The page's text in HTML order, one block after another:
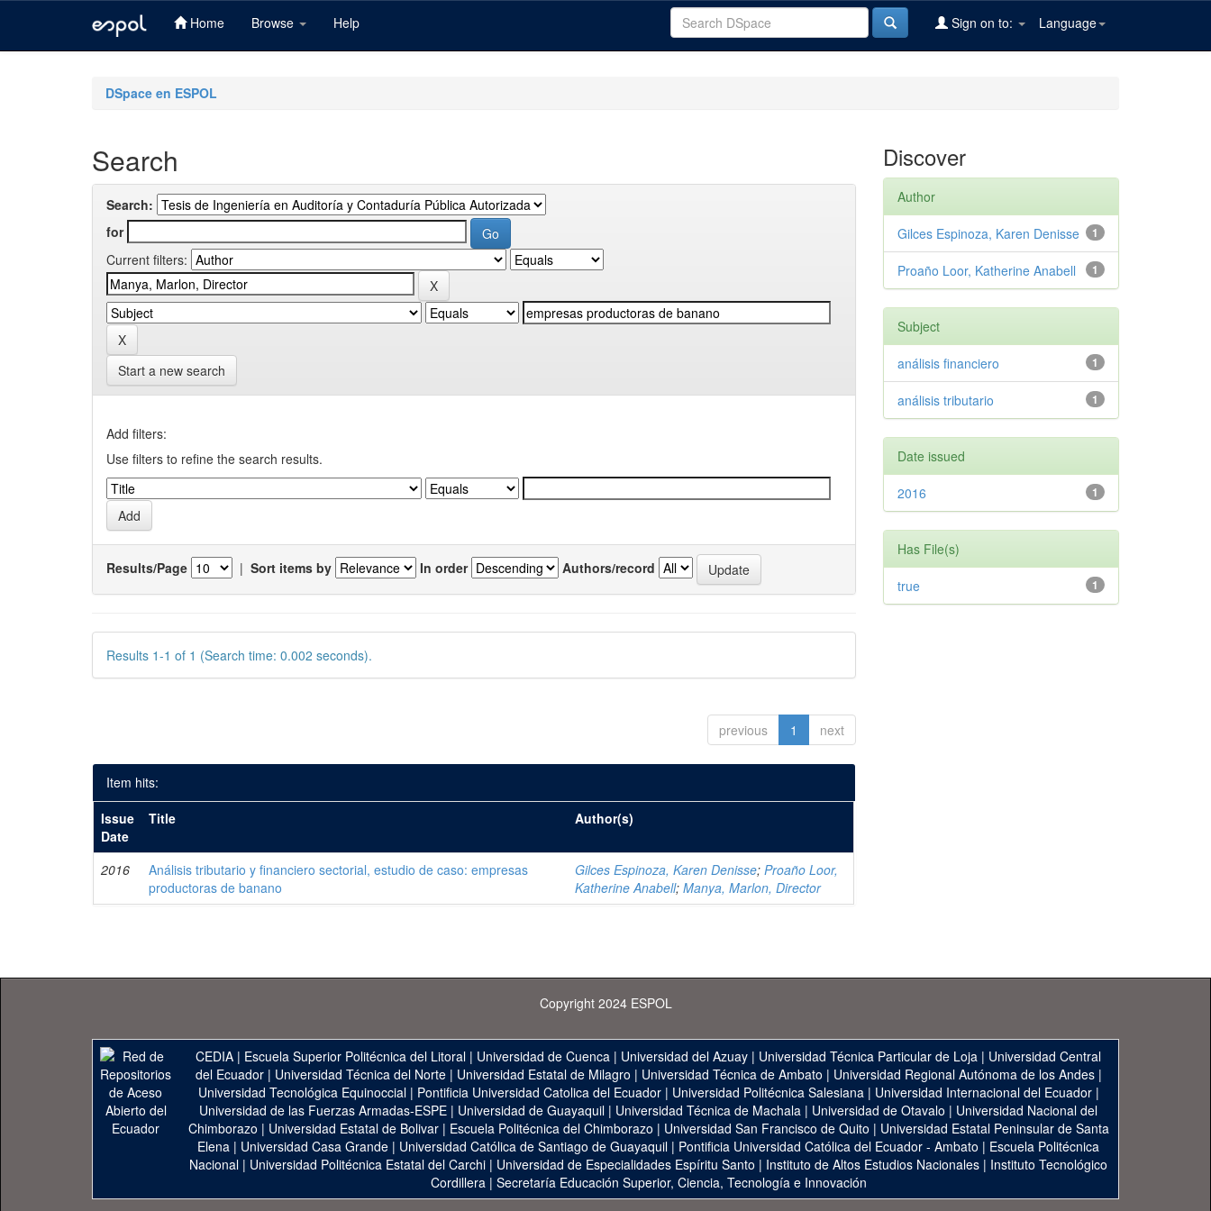
Home Browse Help Language
Sign on to:
DSpace en ESPOL
Search
Search:
for
Current filters:
Start a new search
Add filters:
Use filters to refine the search results.
Results/Page | Sort items by In order Authors/record
Results 1-1 of 1 (Search time: 0.002 seconds).
previous 1 next
Item hits:
Issue
Date
Title Author(s)
2016
Análisis tributario y financiero sectorial, estudio de caso: empresas
productoras de banano
Gilces Espinoza, Karen Denisse;Proaño Loor,
Katherine Anabell;Manya, Marlon, Director
Discover
Author
1
Gilces Espinoza, Karen Denisse
1
Proaño Loor, Katherine Anabell
Subject
1
análisis financiero
1
análisis tributario
Date issued
1
2016
Has File(s)
1
true
Copyright 2024 ESPOL
CEDIA | Escuela Superior Politécnica del Litoral | Universidad de Cuenca | Universidad del Azuay | Universidad Técnica Particular de Loja | Universidad Central
del Ecuador| Universidad Técnica del Norte| Universidad Estatal de Milagro | Universidad Técnica de Ambato | Universidad Regional Autónoma de los Andes|
Universidad Tecnológica Equinoccial| Pontificia Universidad Catolica del Ecuador| Universidad Politécnica Salesiana| Universidad Internacional del Ecuador|
Universidad de las Fuerzas Armadas-ESPE | Universidad de Guayaquil | Universidad Técnica de Machala | Universidad de Otavalo | Universidad Nacional del
Chimborazo | Universidad Estatal de Bolivar| Escuela Politécnica del Chimborazo | Universidad San Francisco de Quito | Universidad Estatal Peninsular de Santa
Elena | Universidad Casa Grande | Universidad Católica de Santiago de Guayaquil | Pontificia Universidad Católica del Ecuador - Ambato | Escuela Politécnica
Nacional | Universidad Politécnica Estatal del Carchi | Universidad de Especialidades Espíritu Santo | Instituto de Altos Estudios Nacionales | Instituto Tecnológico
Cordillera| Secretaría Educación Superior, Ciencia, Tecnología e Innovación